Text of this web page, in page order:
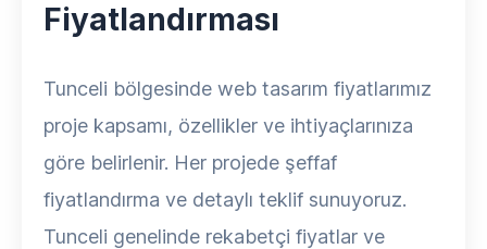
Fiyatlandırması
Tunceli bölgesinde web tasarım fiyatlarımız
proje kapsamı, özellikler ve ihtiyaçlarınıza
göre belirlenir. Her projede şeffaf
fiyatlandırma ve detaylı teklif sunuyoruz.
Tunceli genelinde rekabetçi fiyatlar ve